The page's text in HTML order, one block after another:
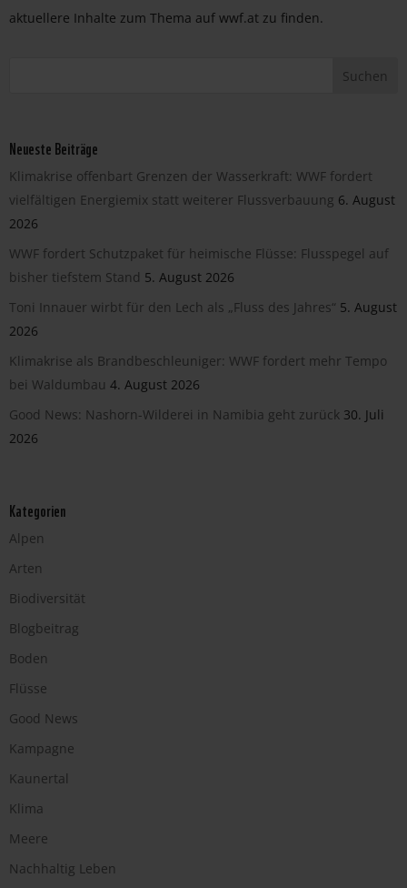
aktuellere Inhalte zum Thema auf wwf.at zu finden.
Neueste Beiträge
Klimakrise offenbart Grenzen der Wasserkraft: WWF fordert
vielfältigen Energiemix statt weiterer Flussverbauung 6. August
2026
WWF fordert Schutzpaket für heimische Flüsse: Flusspegel auf
bisher tiefstem Stand 5. August 2026
Toni Innauer wirbt für den Lech als „Fluss des Jahres“ 5. August
2026
Klimakrise als Brandbeschleuniger: WWF fordert mehr Tempo
bei Waldumbau 4. August 2026
Good News: Nashorn-Wilderei in Namibia geht zurück 30. Juli
2026
Kategorien
Alpen
Arten
Biodiversität
Blogbeitrag
Boden
Flüsse
Good News
Kampagne
Kaunertal
Klima
Meere
Nachhaltig Leben